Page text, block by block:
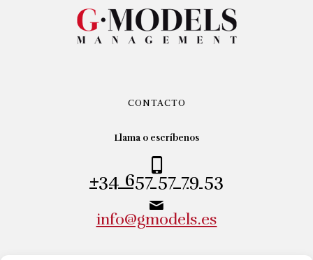
CONTACTO
Llama o escríbenos
+34 657 57 79 53
info@gmodels.es